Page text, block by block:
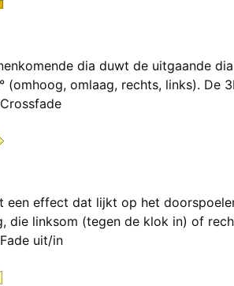
dia duwt de uitgaande
(omhoog, omlaag, rechts, links).
een effect dat lijkt op het
die linksom (tegen de klok in) of
uit/in